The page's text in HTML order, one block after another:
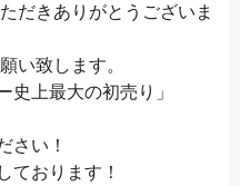
だきありがとうございま
い致します。
史上最大の初売り」
さい！
ております！